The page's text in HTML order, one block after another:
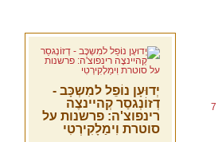
יְדוּעָן נוֹפֵל למִשְכָּב -
דְזוֹנְגסַר קְהיינצֶה
רינפוצ'ה: פרשנות על
סוטרת וִימַלָקִירְטִי